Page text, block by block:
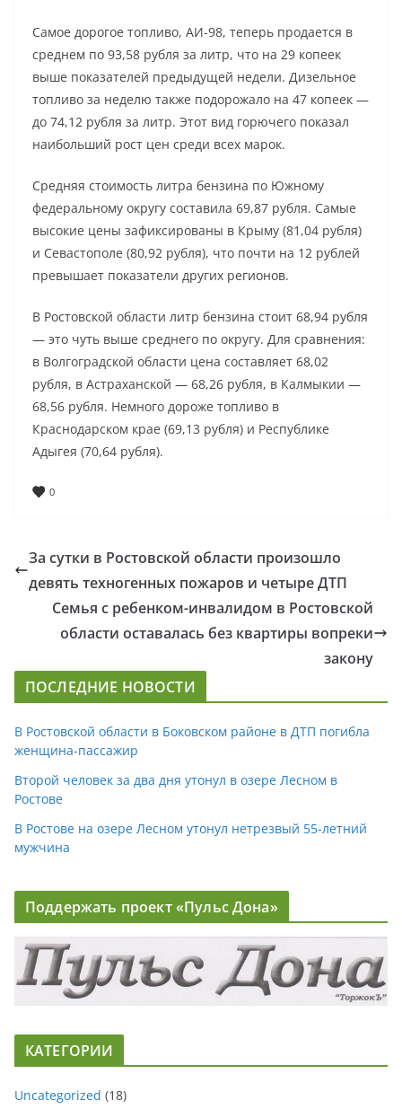
Самое дорогое топливо, АИ-98, теперь продается в
среднем по 93,58 рубля за литр, что на 29 копеек
выше показателей предыдущей недели. Дизельное
топливо за неделю также подорожало на 47 копеек —
до 74,12 рубля за литр. Этот вид горючего показал
наибольший рост цен среди всех марок.
Средняя стоимость литра бензина по Южному
федеральному округу составила 69,87 рубля. Самые
высокие цены зафиксированы в Крыму (81,04 рубля)
и Севастополе (80,92 рубля), что почти на 12 рублей
превышает показатели других регионов.
В Ростовской области литр бензина стоит 68,94 рубля
— это чуть выше среднего по округу. Для сравнения:
в Волгоградской области цена составляет 68,02
рубля, в Астраханской — 68,26 рубля, в Калмыкии —
68,56 рубля. Немного дороже топливо в
Краснодарском крае (69,13 рубля) и Республике
Адыгея (70,64 рубля).
0
За сутки в Ростовской области произошло
девять техногенных пожаров и четыре ДТП
Семья с ребенком-инвалидом в Ростовской
области оставалась без квартиры вопреки
закону
ПОСЛЕДНИЕ НОВОСТИ
В Ростовской области в Боковском районе в ДТП погибла
женщина-пассажир
Второй человек за два дня утонул в озере Лесном в
Ростове
В Ростове на озере Лесном утонул нетрезвый 55-летний
мужчина
Поддержать проект «Пульс Дона»
КАТЕГОРИИ
Uncategorized (18)